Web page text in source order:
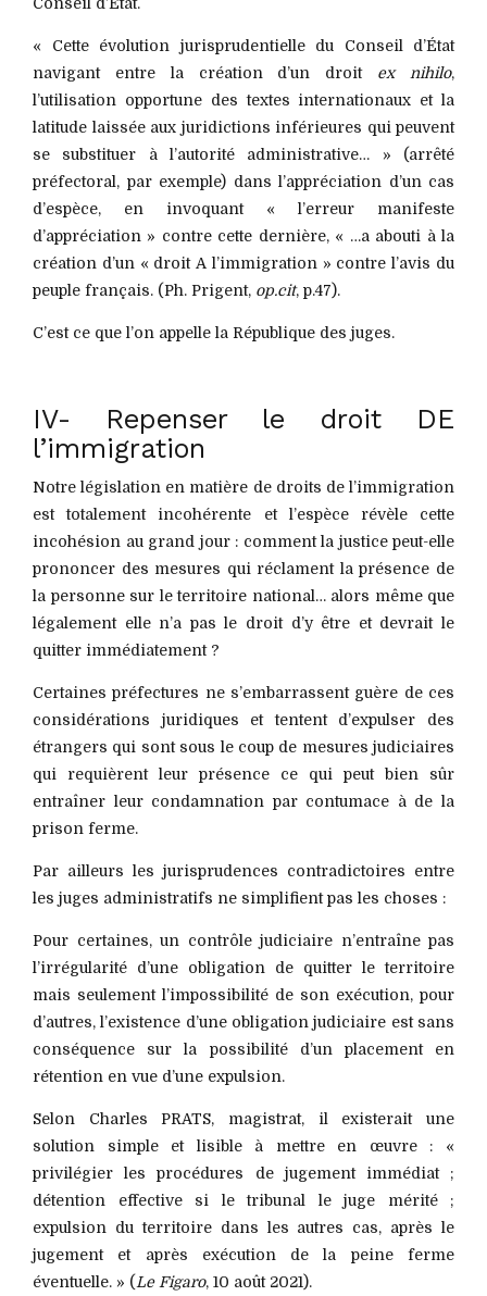
« Cette évolution jurisprudentielle du Conseil d’État
navigant entre la création d’un droit ex nihilo,
l’utilisation opportune des textes internationaux et la
latitude laissée aux juridictions inférieures qui peuvent
se substituer à l’autorité administrative… » (arrêté
préfectoral, par exemple) dans l’appréciation d’un cas
d’espèce, en invoquant « l’erreur manifeste
d’appréciation » contre cette dernière, « …a abouti à la
création d’un « droit A l’immigration » contre l’avis du
peuple français. (Ph. Prigent, op.cit, p.47).
C’est ce que l’on appelle la République des juges.
IV- Repenser le droit DE
l’immigration
Notre législation en matière de droits de l’immigration
est totalement incohérente et l’espèce révèle cette
incohésion au grand jour : comment la justice peut-elle
prononcer des mesures qui réclament la présence de
la personne sur le territoire national… alors même que
légalement elle n’a pas le droit d’y être et devrait le
quitter immédiatement ?
Certaines préfectures ne s’embarrassent guère de ces
considérations juridiques et tentent d’expulser des
étrangers qui sont sous le coup de mesures judiciaires
qui requièrent leur présence ce qui peut bien sûr
entraîner leur condamnation par contumace à de la
prison ferme.
Par ailleurs les jurisprudences contradictoires entre
les juges administratifs ne simplifient pas les choses :
Pour certaines, un contrôle judiciaire n’entraîne pas
l’irrégularité d’une obligation de quitter le territoire
mais seulement l’impossibilité de son exécution, pour
d’autres, l’existence d’une obligation judiciaire est sans
conséquence sur la possibilité d’un placement en
rétention en vue d’une expulsion.
Selon Charles PRATS, magistrat, il existerait une
solution simple et lisible à mettre en œuvre : «
privilégier les procédures de jugement immédiat ;
détention effective si le tribunal le juge mérité ;
expulsion du territoire dans les autres cas, après le
jugement et après exécution de la peine ferme
éventuelle. » ( Le Figaro, 10 août 2021).